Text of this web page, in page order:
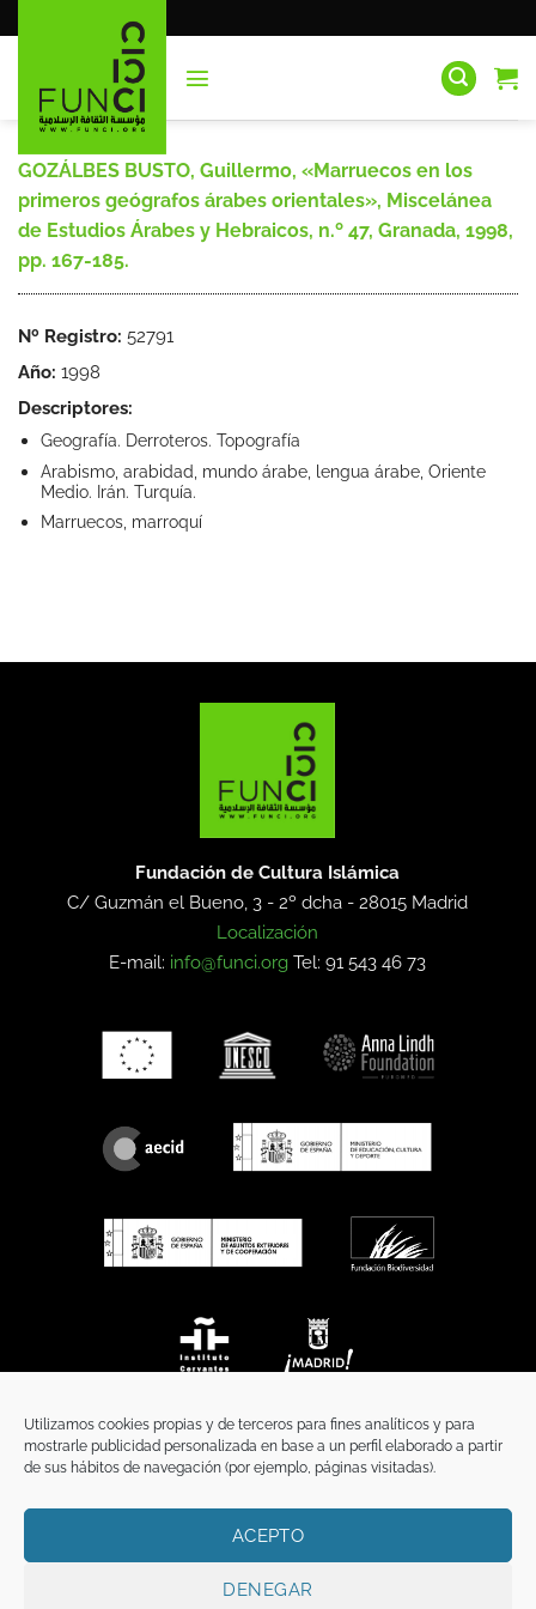
Utilizamos cookies propias y de terceros para fines analíticos y para
mostrarle publicidad personalizada en base a un perfil elaborado a partir
de sus hábitos de navegación (por ejemplo, páginas visitadas).
ACEPTO
DENEGAR
al
GOZÁLBES BUSTO, Guillermo, «Marruecos en los
primeros geógrafos árabes orientales», Miscelánea
de Estudios Árabes y Hebraicos, n.º 47, Granada, 1998,
pp. 167-185.
Nº Registro: 52791
Año: 1998
Descriptores:
Geografía. Derroteros. Topografía
Arabismo, arabidad, mundo árabe, lengua árabe, Oriente
Medio. Irán. Turquía.
Marruecos, marroquí
Fundación de Cultura Islámica
C/ Guzmán el Bueno, 3 - 2º dcha -28015 Madrid
Localización
E-mail: info@funci.org Tel: 91 543 46 73
TÉRMINOS Y CONDICIONES